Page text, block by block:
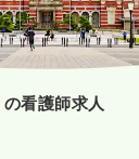
の看護師求人